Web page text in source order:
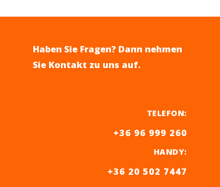
Haben Sie Fragen? Dann nehmen
Sie Kontakt zu uns auf.
TELEFON:
+36 96 999 260
HANDY:
+36 20 502 7447